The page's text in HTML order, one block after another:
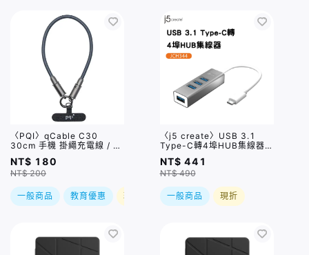
〈PQI〉qCable C30
30cm 手機 掛繩充電線 / 三
NT$ 180
NT$ 200
一般商品 教育優惠 現折
〈j5 create〉USB 3.1
Type-C轉4埠HUB集線器
(JCH344)
NT$ 441
NT$ 490
一般商品 現折